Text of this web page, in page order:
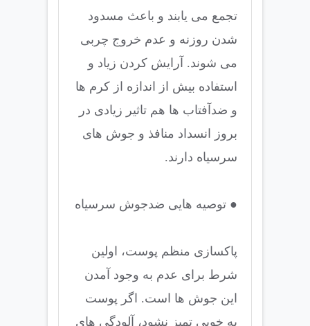
تجمع می یابند و باعث مسدود
شدن روزنه و عدم خروج چربی
می شوند. آرایش کردن زیاد و
استفاده بیش از اندازه از کرم ها
و ضدآفتاب ها هم تاثیر زیادی در
بروز انسداد منافذ و جوش های
سرسیاه دارند.
● توصیه هایی ضدجوش سرسیاه
پاکسازی منظم پوست، اولین
شرط برای عدم به وجود آمدن
این جوش ها است. اگر پوست
به خوبی تمیز نشود، آلودگی های